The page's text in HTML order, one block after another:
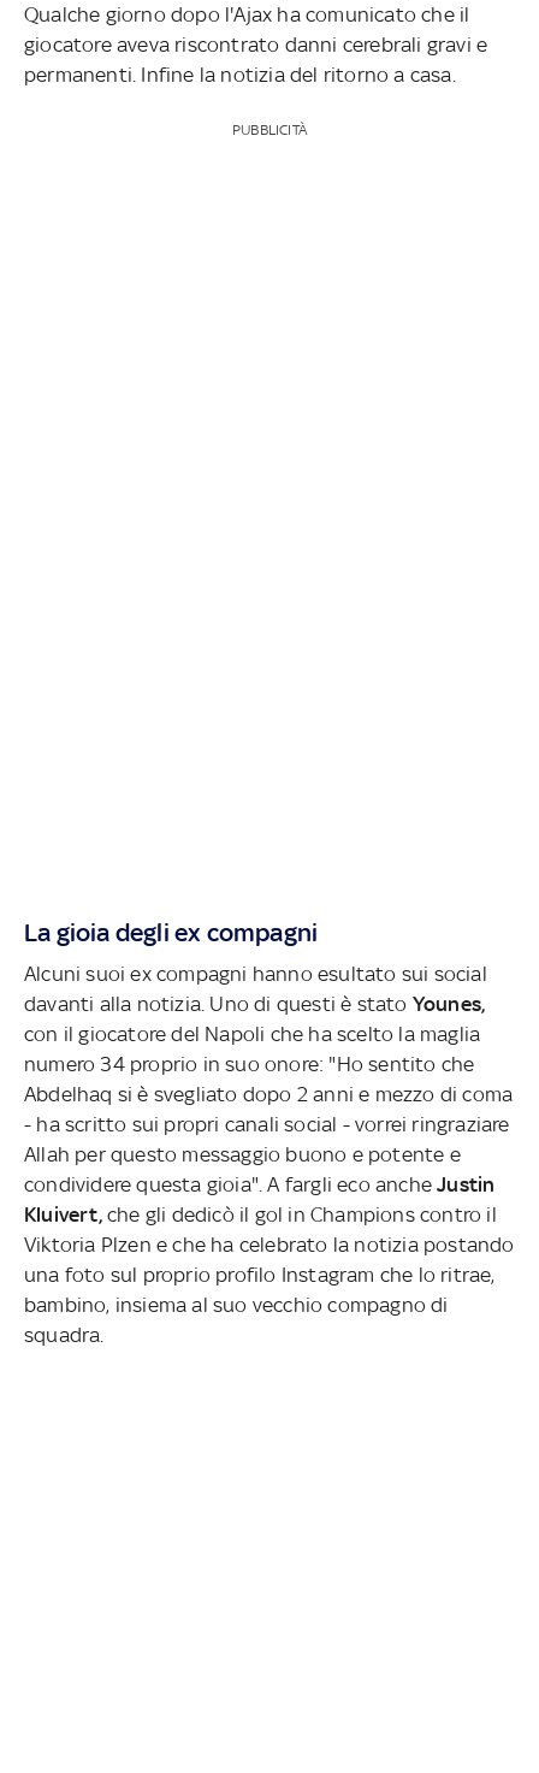
Qualche giorno dopo l'Ajax ha comunicato che il
giocatore aveva riscontrato danni cerebrali gravi e
permanenti. Infine la notizia del ritorno a casa.
PUBBLICITÀ
La gioia degli ex compagni
Alcuni suoi ex compagni hanno esultato sui social
davanti alla notizia. Uno di questi è stato Younes,
con il giocatore del Napoli che ha scelto la maglia
numero 34 proprio in suo onore: "Ho sentito che
Abdelhaq si è svegliato dopo 2 anni e mezzo di coma
- ha scritto sui propri canali social - vorrei ringraziare
Allah per questo messaggio buono e potente e
condividere questa gioia". A fargli eco ancheJustin
Kluivert,che gli dedicò il gol in Champions contro il
Viktoria Plzen e che ha celebrato la notizia postando
una foto sul proprio profilo Instagram che lo ritrae,
bambino, insiema al suo vecchio compagno di
squadra.